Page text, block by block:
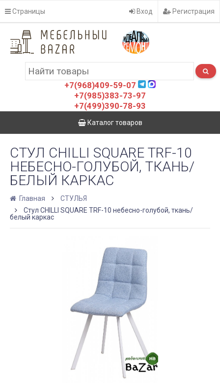
Страницы Вход Регистрация
+7(968)409-59-07
+7(985)383-73-97
+7(499)390-78-93
Каталог товаров
СТУЛ CHILLI SQUARE TRF-10
НЕБЕСНО-ГОЛУБОЙ, ТКАНЬ/
БЕЛЫЙ КАРКАС
Главная
СТУЛЬЯ
Стул CHILLI SQUARE TRF-10 небесно-голубой, ткань/
белый каркас